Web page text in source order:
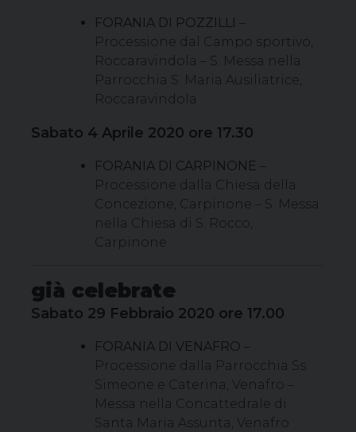
FORANIA DI POZZILLI –
Processione dal Campo sportivo,
Roccaravindola – S. Messa nella
Parrocchia S. Maria Ausiliatrice,
Roccaravindola
Sabato 4 Aprile 2020 ore 17.30
FORANIA DI CARPINONE –
Processione dalla Chiesa della
Concezione, Carpinone – S. Messa
nella Chiesa di S. Rocco,
Carpinone
già celebrate
Sabato 29 Febbraio 2020 ore 17.00
FORANIA DI VENAFRO –
Processione dalla Parrocchia Ss.
Simeone e Caterina, Venafro –
Messa nella Concattedrale di
Santa Maria Assunta, Venafro